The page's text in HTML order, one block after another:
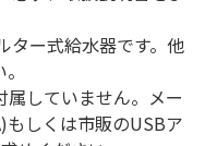
ター式給水器です。他
属していません。メー
しくは市販のUSBア